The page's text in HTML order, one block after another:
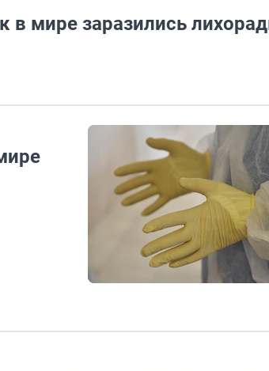
в мире заразились